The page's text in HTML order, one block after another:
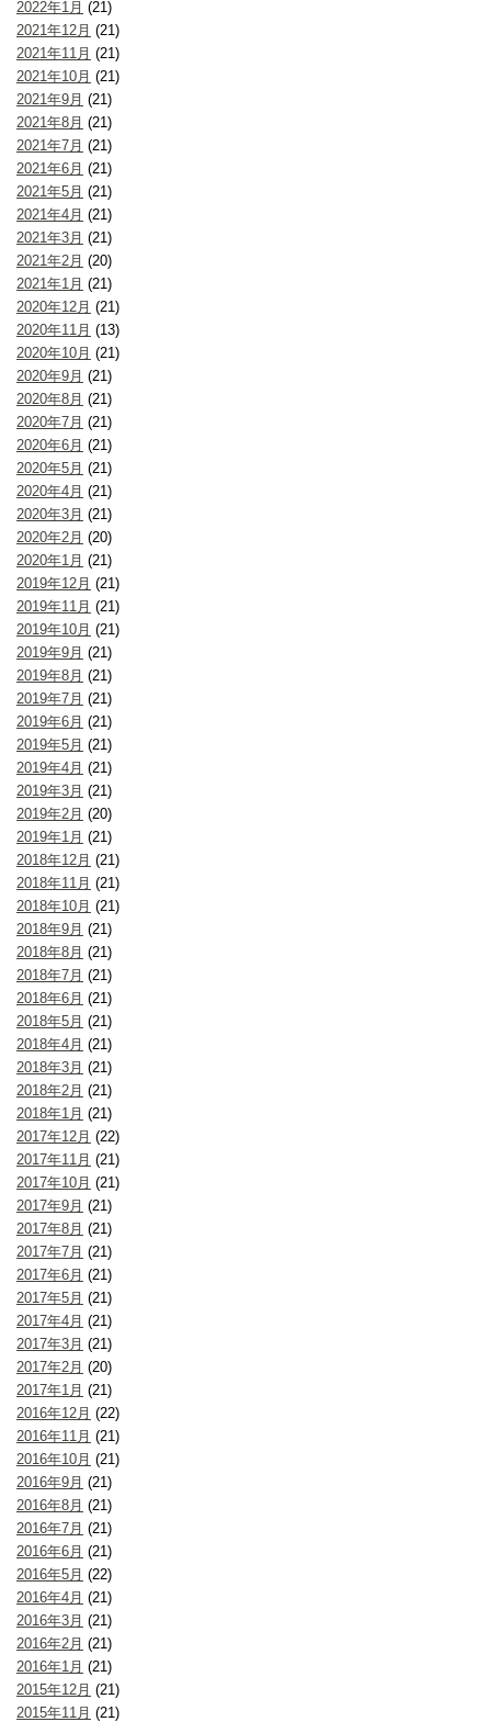
2022年1月 (21)
2021年12月 (21)
2021年11月 (21)
2021年10月 (21)
2021年9月 (21)
2021年8月 (21)
2021年7月 (21)
2021年6月 (21)
2021年5月 (21)
2021年4月 (21)
2021年3月 (21)
2021年2月 (20)
2021年1月 (21)
2020年12月 (21)
2020年11月 (13)
2020年10月 (21)
2020年9月 (21)
2020年8月 (21)
2020年7月 (21)
2020年6月 (21)
2020年5月 (21)
2020年4月 (21)
2020年3月 (21)
2020年2月 (20)
2020年1月 (21)
2019年12月 (21)
2019年11月 (21)
2019年10月 (21)
2019年9月 (21)
2019年8月 (21)
2019年7月 (21)
2019年6月 (21)
2019年5月 (21)
2019年4月 (21)
2019年3月 (21)
2019年2月 (20)
2019年1月 (21)
2018年12月 (21)
2018年11月 (21)
2018年10月 (21)
2018年9月 (21)
2018年8月 (21)
2018年7月 (21)
2018年6月 (21)
2018年5月 (21)
2018年4月 (21)
2018年3月 (21)
2018年2月 (21)
2018年1月 (21)
2017年12月 (22)
2017年11月 (21)
2017年10月 (21)
2017年9月 (21)
2017年8月 (21)
2017年7月 (21)
2017年6月 (21)
2017年5月 (21)
2017年4月 (21)
2017年3月 (21)
2017年2月 (20)
2017年1月 (21)
2016年12月 (22)
2016年11月 (21)
2016年10月 (21)
2016年9月 (21)
2016年8月 (21)
2016年7月 (21)
2016年6月 (21)
2016年5月 (22)
2016年4月 (21)
2016年3月 (21)
2016年2月 (21)
2016年1月 (21)
2015年12月 (21)
2015年11月 (21)